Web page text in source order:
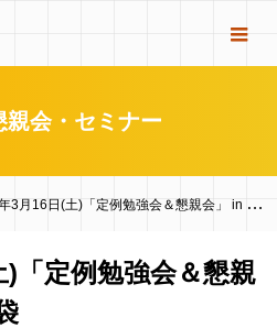
親会・セミナー
月16日(土)「定例勉強会＆懇親会」 in 東京・池袋
「定例勉強会＆懇親